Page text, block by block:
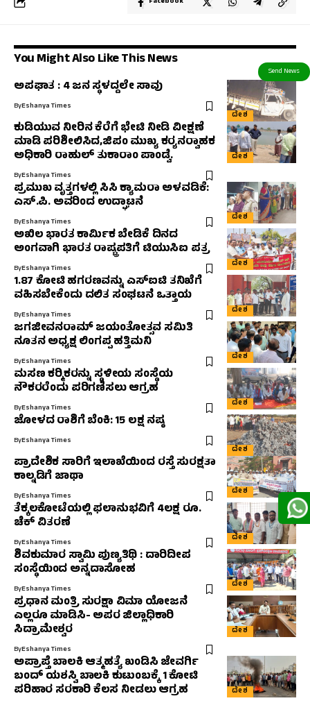
You Might Also Like This News
ದೇಶ
ಅಪಘಾತ : 4 ಜನ ಸ್ಥಳದ್ದಲೇ ಸಾವು
ByEshanya Times
ದೇಶ
ಕುಡಿಯುವ ನೀರಿನ ಕೆರೆಗೆ ಭೇಟಿ ನೀಡಿ ವೀಕ್ಷಣೆ
ಮಾಡಿ ಪರಿಶೀಲಿಸಿದ,ಜಿಪಂ ಮುಖ್ಯ ಕರ‍್ಯನರ‍್ವಾಹಕ
ಅಧಿಕಾರಿ ರಾಹುಲ್‌ ತುಕಾರಾಂ ಪಾಂಡ್ವೆ.
ByEshanya Times
ದೇಶ
ಪ್ರಮುಖ ವೃತ್ತಗಳಲ್ಲಿ ಸಿಸಿ ಕ್ಯಾಮರಾ ಅಳವಡಿಕೆ:
ಎಸ್.ಪಿ. ಅವರಿಂದ ಉದ್ಘಾಟನೆ
ByEshanya Times
ದೇಶ
ಅಖಿಲ ಭಾರತ ಕಾರ್ಮಿಕ ಬೇಡಿಕೆ ದಿನದ
ಅಂಗವಾಗಿ ಭಾರತ ರಾಷ್ಟ್ರಪತಿಗೆ ಟಿಯುಸಿಐ ಪತ್ರ
ByEshanya Times
ದೇಶ
1.87 ಕೋಟಿ ಹಗರಣವನ್ನು ಎಸ್‌ಐಟಿ ತನಿಖೆಗೆ
ವಹಿಸಬೇಕೆಂದು ದಲಿತ ಸಂಘಟನೆ ಒತ್ತಾಯ
ByEshanya Times
ದೇಶ
ಜಗಜೀವನರಾಮ್ ಜಯಂತೋತ್ಸವ ಸಮಿತಿ
ನೂತನ ಅಧ್ಯಕ್ಷ ಲಿಂಗಪ್ಪ ಹತ್ತಿಮನಿ
ByEshanya Times
ದೇಶ
ಮಸಣ ಕರ‍್ಮಿಕರನ್ನು ಸ್ಥಳೀಯ ಸಂಸ್ಥೆಯ
ನೌಕರರೆಂದು ಪರಿಗಣಿಸಲು ಆಗ್ರಹ
ByEshanya Times
ದೇಶ
ಜೋಳದ ರಾಶಿಗೆ ಬೆಂಕಿ: 15 ಲಕ್ಷ ನಷ್ಠ
ByEshanya Times
ದೇಶ
ಪ್ರಾದೇಶಿಕ ಸಾರಿಗೆ ಇಲಾಖೆಯಿಂದ ರಸ್ತೆ ಸುರಕ್ಷತಾ
ಕಾಲ್ನಡಿಗೆ ಜಾಥಾ
ByEshanya Times
ದೇಶ
ತೆಕ್ಕಲಕೋಟೆಯಲ್ಲಿ ಫಲಾನುಭವಿಗೆ 4ಲಕ್ಷ ರೂ.
ಚೆಕ್ ವಿತರಣೆ
ByEshanya Times
ದೇಶ
ಶಿವಕುಮಾರ ಸ್ವಾಮಿ ಪುಣ್ಯತಿಥಿ : ದಾರಿದೀಪ
ಸಂಸ್ಥೆಯಿಂದ ಅನ್ನದಾಸೋಹ
ByEshanya Times
ದೇಶ
ಪ್ರಧಾನ ಮಂತ್ರಿ ಸುರಕ್ಷಾ ವಿಮಾ ಯೋಜನೆ
ಎಲ್ಲರೂ ಮಾಡಿಸಿ- ಅಪರ ಜಿಲ್ಲಾಧಿಕಾರಿ
ಸಿದ್ರಾಮೇಶ್ವರ
ByEshanya Times
ದೇಶ
ಅಪ್ರಾಪ್ತೆ ಬಾಲಕಿ ಆತ್ಮಹತ್ಯೆ ಖಂಡಿಸಿ ಜೇವರ್ಗಿ
ಬಂದ್ ಯಶಸ್ವಿ ಬಾಲಕಿ ಕುಟುಂಬಕ್ಕೆ 1 ಕೋಟಿ
ಪರಿಹಾರ ಸರಕಾರಿ ಕೆಲಸ ನೀಡಲು ಆಗ್ರಹ